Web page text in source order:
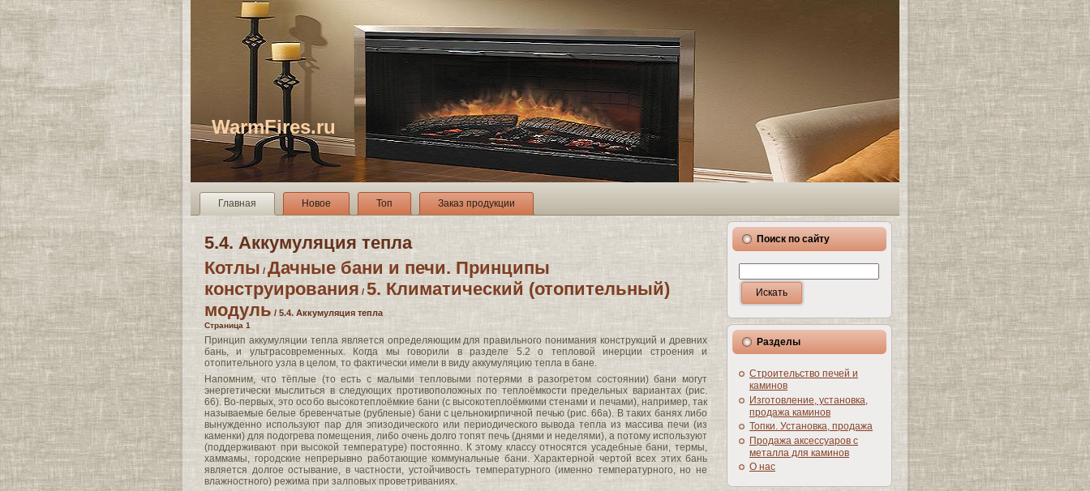
WarmFires.ru
Главная Новое Топ Заказ продукции
5.4. Аккумуляция тепла
Котлы / Дачные бани и печи. Принципы
конструирования / 5. Климатический (отопительный)
модуль / 5.4. Аккумуляция тепла
Страница 1
Принцип аккумуляции тепла является определяющим для правильного понимания конструкций и древних
бань, и ультрасовременных. Когда мы говорили в разделе 5.2 о тепловой инерции строения и
отопительного узла в целом, то фактически имели в виду аккумуляцию тепла в бане.
Напомним, что тёплые (то есть с малыми тепловыми потерями в разогретом состоянии) бани могут
энергетически мыслиться в следующих противоположных по теплоёмкости предельных вариантах (рис.
66). Во-первых, это особо высокотеплоёмкие бани (с высокотеплоёмкими стенами и печами), например, так
называемые белые бревенчатые (рубленые) бани с цельнокирпичной печью (рис. 66а). В таких банях либо
вынужденно используют пар для эпизодического или периодического вывода тепла из массива печи (из
каменки) для подогрева помещения, либо очень долго топят печь (днями и неделями), а потому используют
(поддерживают при высокой температуре) постоянно. К этому классу относятся усадебные бани, термы,
хаммамы, городские непрерывно работающие коммунальные бани. Характерной чертой всех этих бань
является долгое остывание, в частности, устойчивость температурного (именно температурного, но не
влажностного) режима при залповых проветриваниях.
Поиск по сайту
Разделы
Строительство печей и
каминов
Изготовление, установка,
продажа каминов
Топки. Установка, продажа
Продажа аксессуаров с
металла для каминов
О нас